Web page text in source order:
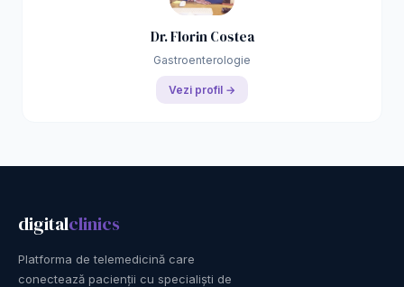
Dr. Florin Costea
Gastroenterologie
Vezi profil →
digitalclinics
Platforma de telemedicină care
conectează pacienții cu specialiști de